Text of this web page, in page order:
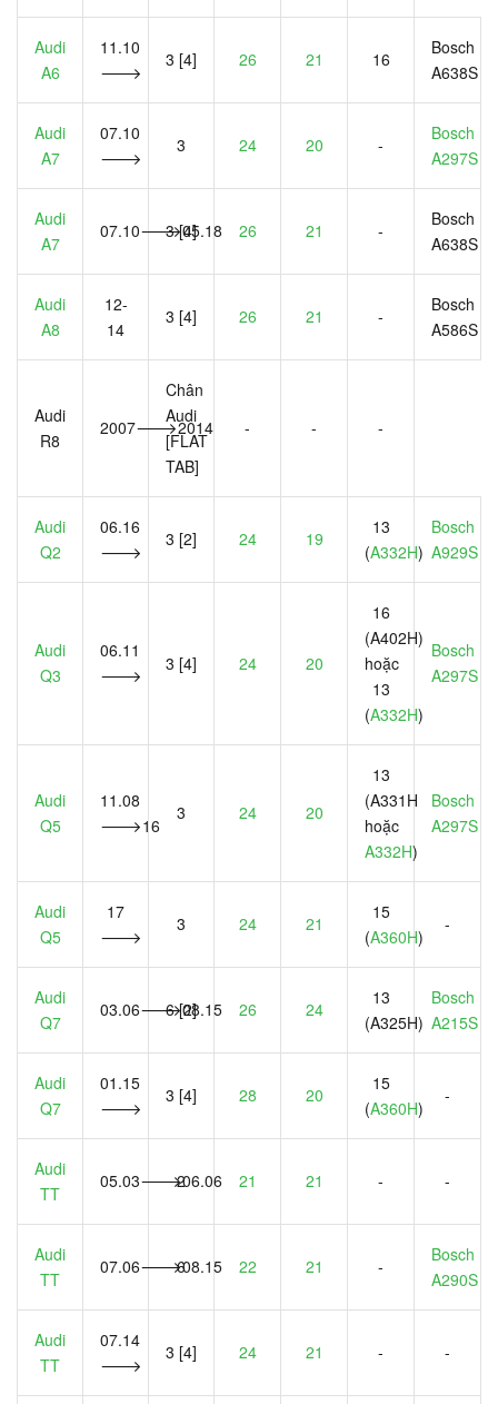
Audi
A6
11.10
🡒
3 [4] 26 21 16
Bosch
A638S
Audi
A7
07.10
🡒
3 24 20 -
Bosch
A297S
Audi
A7
07.10🡒05.18
3 [4] 26 21 -
Bosch
A638S
Audi
A8
12-
14
3 [4] 26 21 -
Bosch
A586S
Audi
R8
2007🡒2014
Chân
Audi
[FLAT
TAB]
- - -
Audi
Q2
06.16
🡒
3 [2] 24 19
13
(A332H)
Bosch
A929S
Audi
Q3
06.11
🡒
3 [4] 24 20
16
(A402H)
hoặc
13
(A332H)
Bosch
A297S
Audi
Q5
11.08
🡒16
3 24 20
13
(A331H
hoặc
A332H)
Bosch
A297S
Audi
Q5
17
🡒
3 24 21
15
(A360H)
-
Audi
Q7
03.06🡒08.15
6 [2] 26 24
13
(A325H)
Bosch
A215S
Audi
Q7
01.15
🡒
3 [4] 28 20
15
(A360H)
-
Audi
TT
05.03🡒06.06
2 21 21 - -
Audi
TT
07.06🡒08.15
6 22 21 -
Bosch
A290S
Audi
TT
07.14
🡒
3 [4] 24 21 - -